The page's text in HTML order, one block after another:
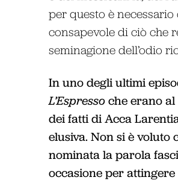
per questo è
consapevole di ciò che
seminagione dell’odio
In uno degli ultimi
L’Espressoche erano
dei fatti di Acca
elusiva. Non si è
nominata la parola
occasione per